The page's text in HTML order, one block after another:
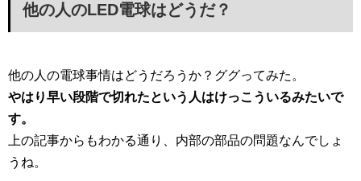
他の人のLED電球はどうだ？
他の人の電球事情はどうだろうか？ググってみた。
やはり早い段階で切れたという人はけっこういるみたいで
す。
上の記事からもわかる通り、内部の部品の問題なんでしょ
うね。